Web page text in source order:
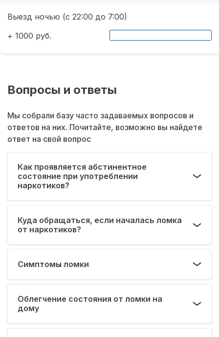
Выезд ночью (с 22:00 до 7:00)
+ 1000 руб.
Вопросы и ответы
Мы собрали базу часто задаваемых вопросов и
ответов на них. Почитайте, возможно вы найдете
ответ на свой вопрос
Как проявляется абстинентное
состояние при употреблении
наркотиков?
Куда обращаться, если началась ломка
от наркотиков?
Симптомы ломки
Облегчение состояния от ломки на
дому